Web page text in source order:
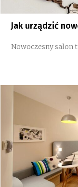
Jak urządzić
Nowoczesny salon